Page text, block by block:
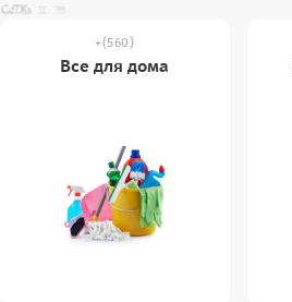
(560)
Все для дома